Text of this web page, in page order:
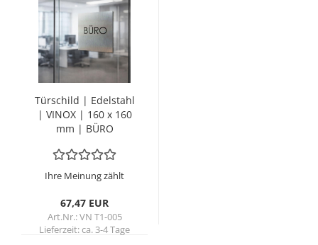
Tür­schild | Edel­stahl
| VINOX | 160 x 160
mm | BÜRO
Ihre Meinung zählt
67,47 EUR
Art.Nr.: VN T1-005
Lieferzeit:ca. 3-4 Tage